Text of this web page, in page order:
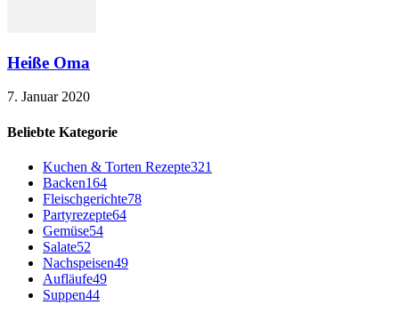
Heiße Oma
7. Januar 2020
Beliebte Kategorie
Kuchen & Torten Rezepte321
Backen164
Fleischgerichte78
Partyrezepte64
Gemüse54
Salate52
Nachspeisen49
Aufläufe49
Suppen44